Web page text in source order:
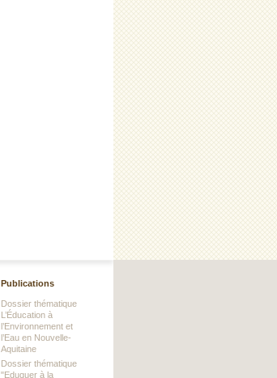
Publications
Dossier thématique
L’Éducation à
l’Environnement et
l’Eau en Nouvelle-
Aquitaine
Dossier thématique
"Eduquer à la